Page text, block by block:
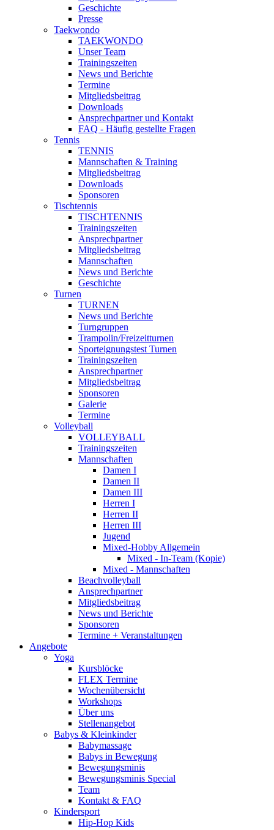
Geschichte
Presse
Taekwondo
TAEKWONDO
Unser Team
Trainingszeiten
News und Berichte
Termine
Mitgliedsbeitrag
Downloads
Ansprechpartner und Kontakt
FAQ - Häufig gestellte Fragen
Tennis
TENNIS
Mannschaften & Training
Mitgliedsbeitrag
Downloads
Sponsoren
Tischtennis
TISCHTENNIS
Trainingszeiten
Ansprechpartner
Mitgliedsbeitrag
Mannschaften
News und Berichte
Geschichte
Turnen
TURNEN
News und Berichte
Turngruppen
Trampolin/Freizeitturnen
Sporteignungstest Turnen
Trainingszeiten
Ansprechpartner
Mitgliedsbeitrag
Sponsoren
Galerie
Termine
Volleyball
VOLLEYBALL
Trainingszeiten
Mannschaften
Damen I
Damen II
Damen III
Herren I
Herren II
Herren III
Jugend
Mixed-Hobby Allgemein
Mixed - In-Team (Kopie)
Mixed - Mannschaften
Beachvolleyball
Ansprechpartner
Mitgliedsbeitrag
News und Berichte
Sponsoren
Termine + Veranstaltungen
Angebote
Yoga
Kursblöcke
FLEX Termine
Wochenübersicht
Workshops
Über uns
Stellenangebot
Babys & Kleinkinder
Babymassage
Babys in Bewegung
Bewegungsminis
Bewegungsminis Special
Team
Kontakt & FAQ
Kindersport
Hip-Hop Kids